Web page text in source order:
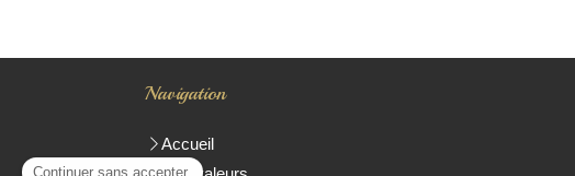
Navigation
Accueil